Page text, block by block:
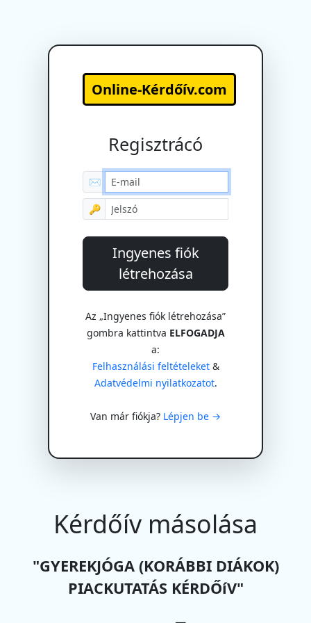
Online-Kérdőív.com
Regisztrácó
✉
🔑
Ingyenes fiók
létrehozása
Az „Ingyenes fiók létrehozása”
gombra kattintva ELFOGADJA
a:
Felhasználási feltételeket&
Adatvédelmi nyilatkozatot.
Van már fiókja? Lépjen be →
Kérdőív másolása
"GYEREKJÓGA (KORÁBBI DIÁKOK)
PIACKUTATÁS KÉRDŐíV"